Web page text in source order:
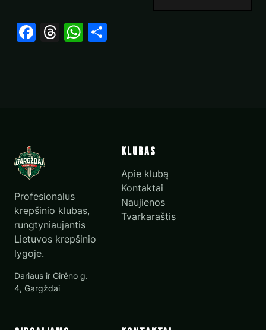
Facebook
Threads
WhatsApp
Profesionalus
krepšinio klubas,
rungtyniaujantis
Lietuvos krepšinio
lygoje.
Dariaus ir Girėno g.
4, Gargždai
Klubas
Apie klubą
Kontaktai
Naujienos
Tvarkaraštis